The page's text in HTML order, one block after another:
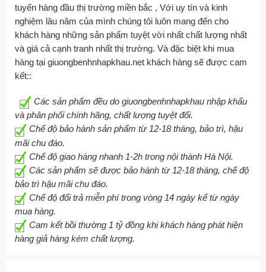
tuyến hàng đầu thị trường miền bắc , Với uy tín và kinh
nghiệm lâu năm của mình chúng tôi luôn mang đến cho
khách hàng những sản phẩm tuyệt vời nhất chất lượng nhất
và giá cả cạnh tranh nhất thị trường. Và đặc biệt khi mua
hàng tại giuongbenhnhapkhau.net khách hàng sẽ được cam
kết::
Các sản phẩm đều do giuongbenhnhapkhau nhập khẩu
và phân phối chính hãng, chất lượng tuyệt đối.
Chế độ bảo hành sản phẩm từ 12-18 tháng, bảo trì, hậu
mãi chu đáo.
Chế độ giao hàng nhanh 1-2h trong nội thành Hà Nội.
Các sản phẩm sẽ được bảo hành từ 12-18 tháng, chế độ
bảo trì hậu mãi chu đáo.
Chế độ đổi trả miễn phí trong vòng 14 ngày kể từ ngày
mua hàng.
Cam kết bồi thường 1 tỷ đồng khi khách hàng phát hiện
hàng giả hàng kém chất lượng.